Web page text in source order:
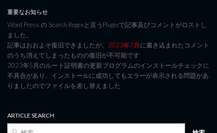
重要なお知らせ
Word Press の Search Regexと言うPluginで記事及びコメントがロストし
ました。
記事はおおよそ復旧できましたが、 2023年7月に書き込まれたコメント
のうち消えてしまったものの復旧が不可能です
2023年5月のルート証明書の更新プログラムのインストールチェックに
不具合があり、インストールに成功してもエラーが表示される問題があ
りましたのでファイルを差し替えました
ARTICLE SEARCH
検